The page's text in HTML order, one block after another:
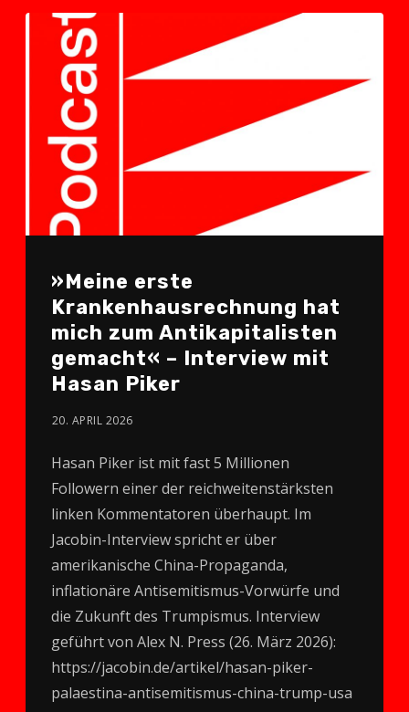
»Meine erste
Krankenhausrechnung hat
mich zum Antikapitalisten
gemacht« – Interview mit
Hasan Piker
20. APRIL 2026
Hasan Piker ist mit fast 5 Millionen
Followern einer der reichweitenstärksten
linken Kommentatoren überhaupt. Im
Jacobin-Interview spricht er über
amerikanische China-Propaganda,
inflationäre Antisemitismus-Vorwürfe und
die Zukunft des Trumpismus. Interview
geführt von Alex N. Press (26. März 2026):
https://jacobin.de/artikel/hasan-piker-
palaestina-antisemitismus-china-trump-usa